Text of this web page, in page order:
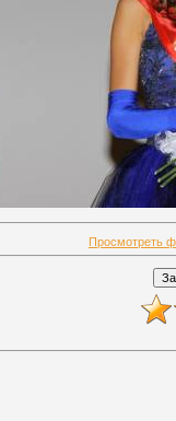
Просмотреть